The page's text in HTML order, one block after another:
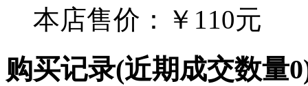
本店售价：
￥110元
购买记录(近期成交数量0